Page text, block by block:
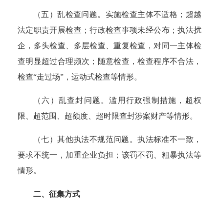
（五）乱检查问题。实施检查主体不适格；超越
法定职责开展检查；行政检查事项未经公布；执法扰
企，多头检查、多层检查、重复检查，对同一主体检
查明显超过合理频次；随意检查，检查程序不合法，
检查“走过场”，运动式检查等情形。
（六）乱查封问题。滥用行政强制措施，超权
限、超范围、超额度、超时限查封涉案财产等情形。
（七）其他执法不规范问题。执法标准不一致，
要求不统一，加重企业负担；该罚不罚、粗暴执法等
情形。
二、征集方式